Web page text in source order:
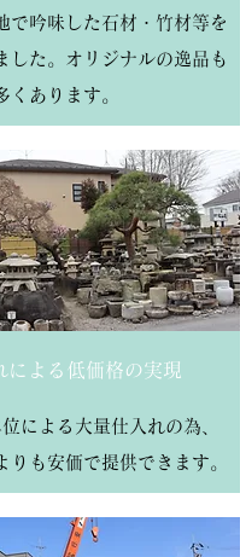
で吟味した石材・竹材等を
した。
オリジナルの逸品も
くあります。
による低価格の実現
による大量仕入れの為、
りも安価で提供できます。